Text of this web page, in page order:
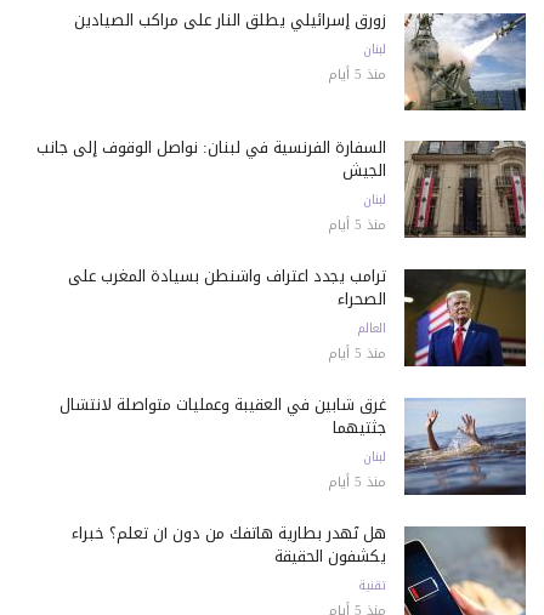
زورق إسرائيلي يطلق النار على مراكب الصيادين
لبنان
منذ 5 أيام
السفارة الفرنسية في لبنان: نواصل الوقوف إلى جانب
الجيش
لبنان
منذ 5 أيام
ترامب يجدد اعتراف واشنطن بسيادة المغرب على
الصحراء
العالم
منذ 5 أيام
غرق شابين في العقيبة وعمليات متواصلة لانتشال
جثتيهما
لبنان
منذ 5 أيام
هل تُهدر بطارية هاتفك من دون أن تعلم؟ خبراء
يكشفون الحقيقة
تقنية